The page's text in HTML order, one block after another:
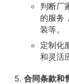
判断厂
的服务
装等。
定制化
和灵活
合同条款和